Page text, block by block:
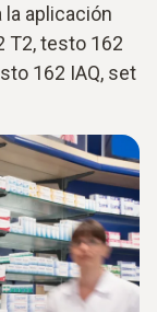
aplicación
T2, testo 162
162 IAQ, set